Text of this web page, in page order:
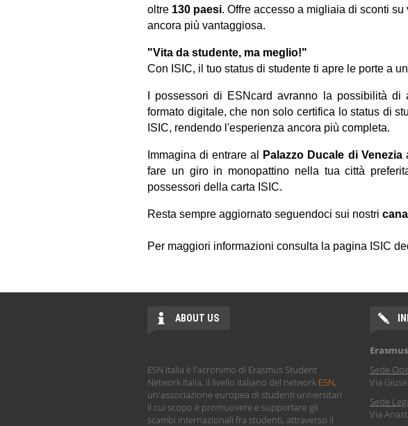
oltre 130 paesi. Offre accesso a migliaia di sconti
ancora più vantaggiosa.
"Vita da studente, ma meglio!"
Con ISIC, il tuo status di studente ti apre le porte a
I possessori di ESNcard avranno la possibilità di
formato digitale, che non solo certifica lo status di
ISIC, rendendo l'esperienza ancora più completa.
Immagina di entrare al Palazzo Ducale di Venezia
fare un giro in monopattino nella tua città
possessori della carta ISIC.
Resta sempre aggiornato seguendoci sui nostri
Per maggiori informazioni consulta la pagina ISIC
ABOUT US
ESN Italia è l'acronimo di Erasmus Student
Network Italia, il livello italiano del network ESN,
un'associazione europea di studenti universitari
il cui scopo è promuovere e supportare gli
scambi internazionali fra studenti, attraverso il
Sede
Via
Sede
Via